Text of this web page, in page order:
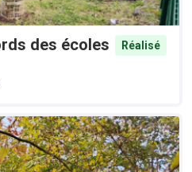
des écoles
Réalisé